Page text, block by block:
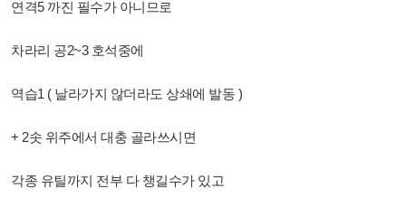
연격5 까진 필수가 아니므로
차라리 공2~3 호석중에
역습1 ( 날라가지 않더라도 상쇄에 발동 )
+ 2솟 위주에서 대충 골라쓰시면
각종 유틸까지 전부 다 챙길수가 있고